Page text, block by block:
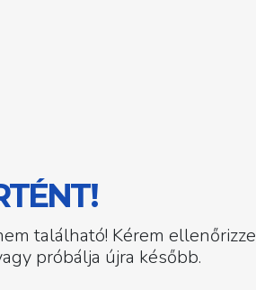
található! Kérem ellenőrizze
próbálja újra később.